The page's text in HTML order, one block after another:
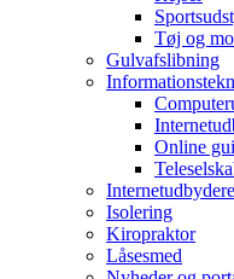
Tøj og
Gulvafslibning
Online
Internetudbydere
Isolering
Kiropraktor
Låsesmed